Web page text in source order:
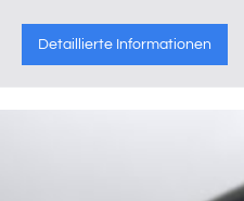
Detaillierte Informationen